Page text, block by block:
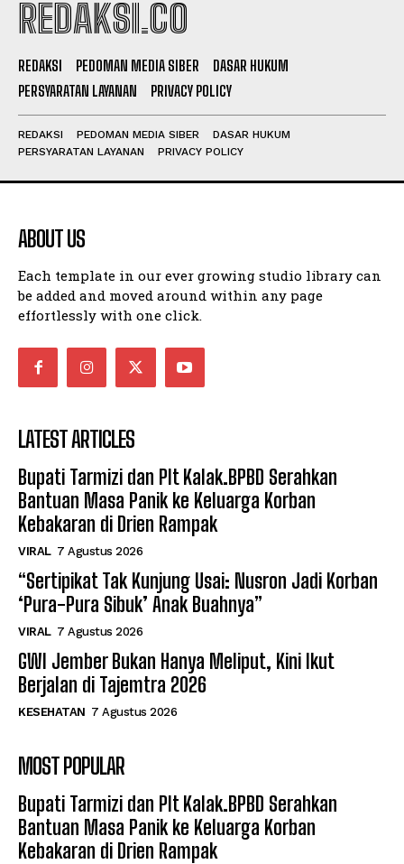
REDAKSI.CO
REDAKSI PEDOMAN MEDIA SIBER
DASAR HUKUM
PERSYARATAN LAYANAN
PRIVACY POLICY
REDAKSI PEDOMAN MEDIA SIBER
DASAR HUKUM
PERSYARATAN LAYANAN
PRIVACY POLICY
ABOUT US
Each template in our ever growing studio library can
be added and moved around within any page
effortlessly with one click.
LATEST ARTICLES
Bupati Tarmizi dan Plt Kalak.BPBD Serahkan
Bantuan Masa Panik ke Keluarga Korban
Kebakaran di Drien Rampak
VIRAL 7 Agustus 2026
“Sertipikat Tak Kunjung Usai: Nusron Jadi Korban
‘Pura-Pura Sibuk’ Anak Buahnya”
VIRAL 7 Agustus 2026
GWI Jember Bukan Hanya Meliput, Kini Ikut
Berjalan di Tajemtra 2026
KESEHATAN 7 Agustus 2026
MOST POPULAR
Bupati Tarmizi dan Plt Kalak.BPBD Serahkan
Bantuan Masa Panik ke Keluarga Korban
Kebakaran di Drien Rampak